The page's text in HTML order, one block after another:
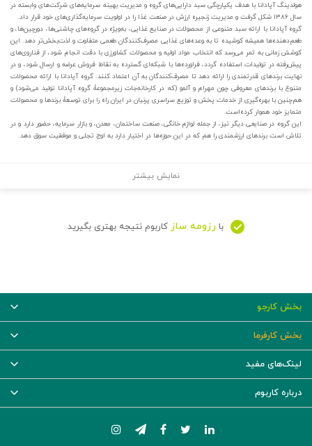
هولدینگ آپادانا با هدف یکپارچگی سبد دارایی‌های گروه و مدیریت بهینه سرمایه‌های شرکت‌های وابسته در
سال ۱۳۸۶ شکل گرفت و مدیریت زنجیره ارزش در صنعت غذا را در اولویت سرمایه‌گذاری‌های خود قرار داد.
گروه آپادانا با ارائه سبد متنوعی از محصولات در صنایع غذایی، به‌ویژه در گروه‌های چاشنی‌ها، دورچین‌ها، و
طعم‌دهنده‌ها همیشه کوشیده تا به وعده‌های غذایی مصرف‌کنندگان طعمی متفاوت و لذت‌بخش‌تر دهد. این
کوشش زمانی به ثمر می‌رسد که انتخاب مواد اولیه و محصولات کشاورزی با دقت انجام شود، از فناروی‌های
پیش‌رفته‌ در تولیدات استفاده گردد، فراورده‌ها با شبکه‌ای گسترده به نقاط فروش عرضه و ارسال شود، و در
نهایت برند‌های قدرتمندی را ارائه دهد تا مصرف‌کنندگان به آن اعتماد کنند. گروه آپادانا با ارائه محصولات
متنوع با برند‌های معروفی چون مهرام و آلمو (که در کارخانه‌جات زیرمجموعه‌ٔ گروه آپادانا تولید می‌شود) و
هم‌چنین با بهره‌گیری از خدمات پخش و توزیع سراسری پرنیان در ایران راه را برای توسعه‌ٔ برند‌ها و محصولات
متمایز خود هموار کرده‌است.
این گروه در صنایعی دیگر نیز، از جمله لوازم خانگی، صنعت ساختمان، معدن، و بازار سرمایه، حضور دارد و در
تلاش است برندهای ارزشمندی را هم که در این‌ حوزه‌ها در اختیار دارد به اوج تجلی و موفقیت سوق دهد.
نمایش بیشتر
با رزومه ساز کاربوم نتیجه بهتری بگیرید
بخش کارجو
بخش کارفرما
لینک‌های مفید
درباره کاربوم